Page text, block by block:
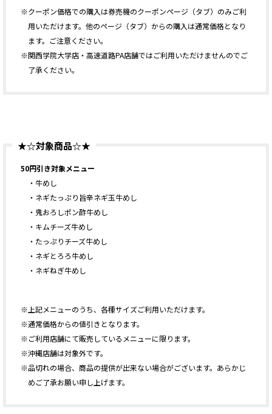
※クーポン価格での購入は券売機のクーポンページ（タブ）のみご利
用いただけます。他のページ（タブ）からの購入は通常価格となり
ます。ご注意ください。
※関西学院大学店・高速道路PA店舗ではご利用いただけませんのでご
了承ください。
★☆対象商品☆★
50円引き対象メニュー
・牛めし
・ネギたっぷり旨辛ネギ玉牛めし
・鬼おろしポン酢牛めし
・キムチーズ牛めし
・たっぷりチーズ牛めし
・ネギとろろ牛めし
・ネギねぎ牛めし
※上記メニューのうち、各種サイズご利用いただけます。
※通常価格からの値引きとなります。
※ご利用店舗にて販売しているメニューに限ります。
※沖縄店舗は対象外です。
※品切れの場合、商品の提供が出来ない場合がございます。あらかじ
めご了承お願い申し上げます。